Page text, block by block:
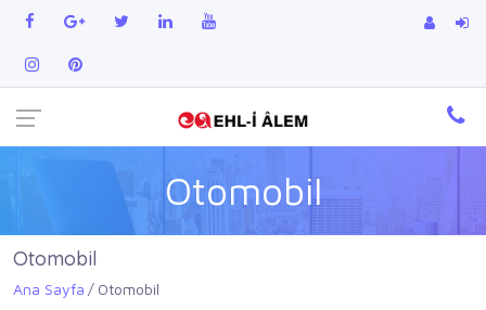
Otomobil
Otomobil
Ana Sayfa Otomobil